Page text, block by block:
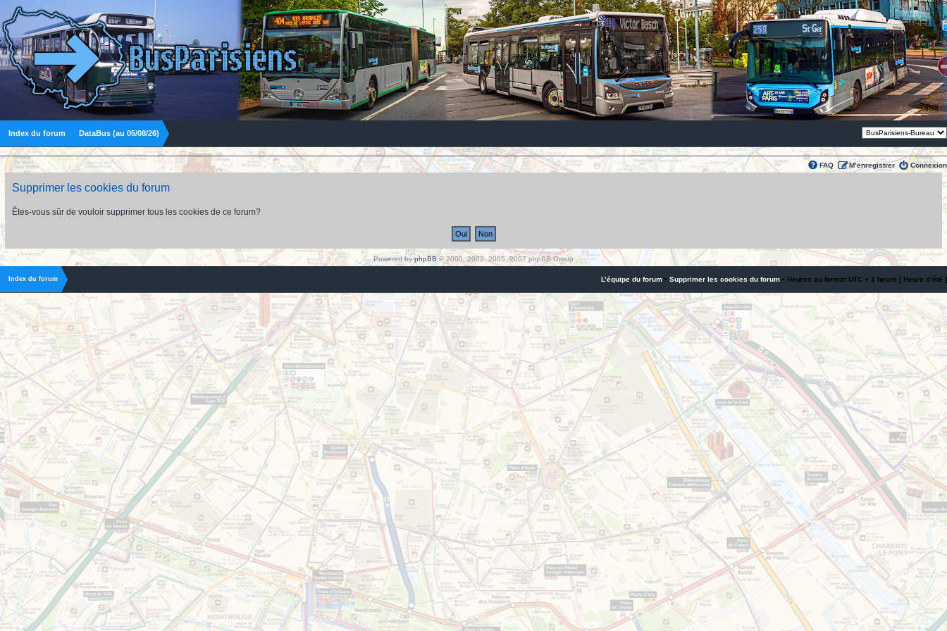
Index du forum DataBus (au 05/08/26)
FAQ M’enregistrer Connexion
Supprimer les cookies du forum
Êtes-vous sûr de vouloir supprimer tous les cookies de ce forum?
Powered byphpBB© 2000, 2002, 2005, 2007 phpBB Group
Index du forum L’équipe du forum • Supprimer les cookies du forum • Heures au format UTC + 1 heure [ Heure d’été ]